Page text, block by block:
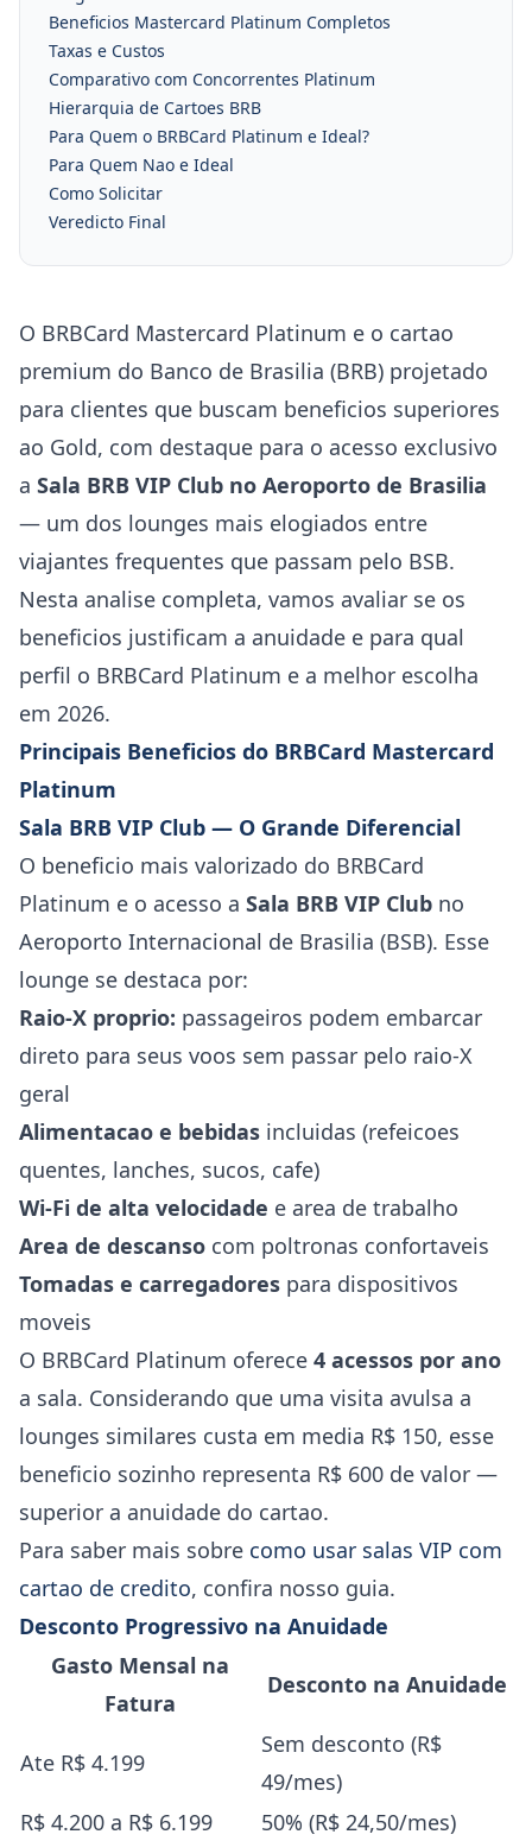
Beneficios Mastercard Platinum Completos
Taxas e Custos
Comparativo com Concorrentes Platinum
Hierarquia de Cartoes BRB
Para Quem o BRBCard Platinum e Ideal?
Para Quem Nao e Ideal
Como Solicitar
Veredicto Final
O BRBCard Mastercard Platinum e o cartao
premium do Banco de Brasilia (BRB) projetado
para clientes que buscam beneficios superiores
ao Gold, com destaque para o acesso exclusivo
a Sala BRB VIP Club no Aeroporto de Brasilia
— um dos lounges mais elogiados entre
viajantes frequentes que passam pelo BSB.
Nesta analise completa, vamos avaliar se os
beneficios justificam a anuidade e para qual
perfil o BRBCard Platinum e a melhor escolha
em 2026.
Principais Beneficios do BRBCard Mastercard
Platinum
Sala BRB VIP Club — O Grande Diferencial
O beneficio mais valorizado do BRBCard
Platinum e o acesso a Sala BRB VIP Club no
Aeroporto Internacional de Brasilia (BSB). Esse
lounge se destaca por:
Raio-X proprio: passageiros podem embarcar
direto para seus voos sem passar pelo raio-X
geral
Alimentacao e bebidas incluidas (refeicoes
quentes, lanches, sucos, cafe)
Wi-Fi de alta velocidade e area de trabalho
Area de descanso com poltronas confortaveis
Tomadas e carregadores para dispositivos
moveis
O BRBCard Platinum oferece 4 acessos por ano
a sala. Considerando que uma visita avulsa a
lounges similares custa em media R$ 150, esse
beneficio sozinho representa R$ 600 de valor —
superior a anuidade do cartao.
Para saber mais sobre como usar salas VIP com
cartao de credito, confira nosso guia.
Desconto Progressivo na Anuidade
Gasto Mensal na
Fatura
Desconto na Anuidade
Ate R$ 4.199
Sem desconto (R$
49/mes)
R$ 4.200 a R$ 6.199
50% (R$ 24,50/mes)